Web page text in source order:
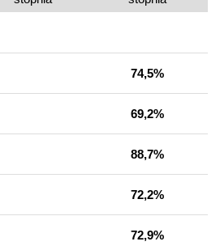
74,5%
69,2%
88,7%
72,2%
72,9%